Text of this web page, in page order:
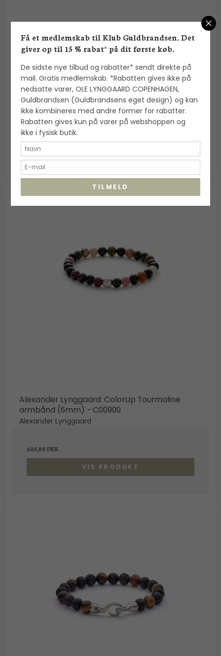
Alexander Lynggaard: ColorUp Lava Stone
armbånd (8mm) - C00240
Alexander Lynggaard
700,00 DKK
Alexander Lynggaard: ColorUp Tourmaline
armbånd (6mm) - C00900
Alexander Lynggaard
600,00 DKK
VIS PRODUKT
Få et medlemskab til Klub Guldbrandsen. Det
giver op til 15 % rabat* på dit første køb.
De sidste nye tilbud og rabatter* sendt direkte på
mail. Gratis medlemskab. *Rabatten gives ikke på
nedsatte varer, OLE LYNGGAARD COPENHAGEN,
Guldbrandsen (Guldbrandsens eget design) og kan
ikke kombineres med andre former for rabatter.
Rabatten gives kun på varer på webshoppen og
ikke i fysisk butik.
TILMELD